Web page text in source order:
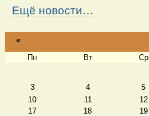
Ещё новости…
«
Пн Вт Ср
3 4 5
10
11 12
17
18 19